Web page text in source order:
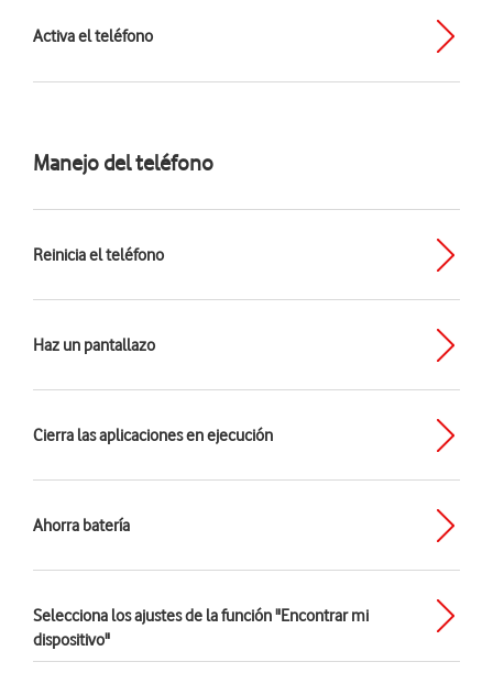
Activa el teléfono
Manejo del teléfono
Reinicia el teléfono
Haz un pantallazo
Cierra las aplicaciones en ejecución
Ahorra batería
Selecciona los ajustes de la función "Encontrar mi
dispositivo"